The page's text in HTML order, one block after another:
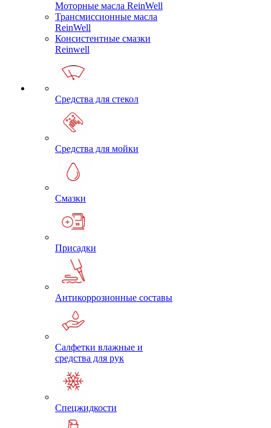
Моторные масла ReinWell
Трансмиссионные масла
ReinWell
Консистентные смазки
Reinwell
Средства для стекол
Средства для мойки
Смазки
Присадки
Антикоррозионные составы
Салфетки влажные и
средства для рук
Спецжидкости